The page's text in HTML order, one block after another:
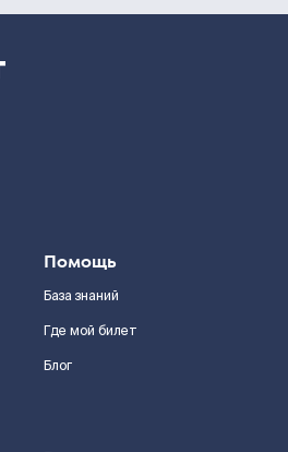
Помощь
База знаний
Где мой билет
Блог